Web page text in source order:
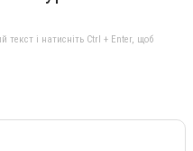
текст і натисніть Ctrl + Enter, щоб